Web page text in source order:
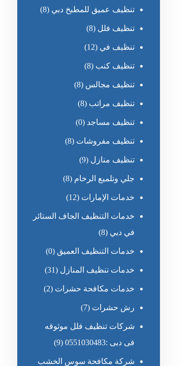
تنظيف عميق للمطبخ دبي (8)
تنظيف فلل (8)
تنظيف في (12)
تنظيف كنب (8)
تنظيف مجالس (8)
تنظيف مراتب (8)
تنظيف مساجد (0)
تنظيف مفروشات (8)
تنظيف منازل (9)
جلي وتلميع الرخام (8)
خدمات الإمارات (12)
خدمات التنظيف الجاف الستائر
في دبي (8)
خدمات التنظيف العميق (0)
خدمات تنظيف المنازل (31)
خدمات مكافحة حشرات (2)
رش حشرات (7)
شركات تنظيف فلل موثوقه
فى دبى :0551030483
(9)
شركة مكافحة سوس الخشب